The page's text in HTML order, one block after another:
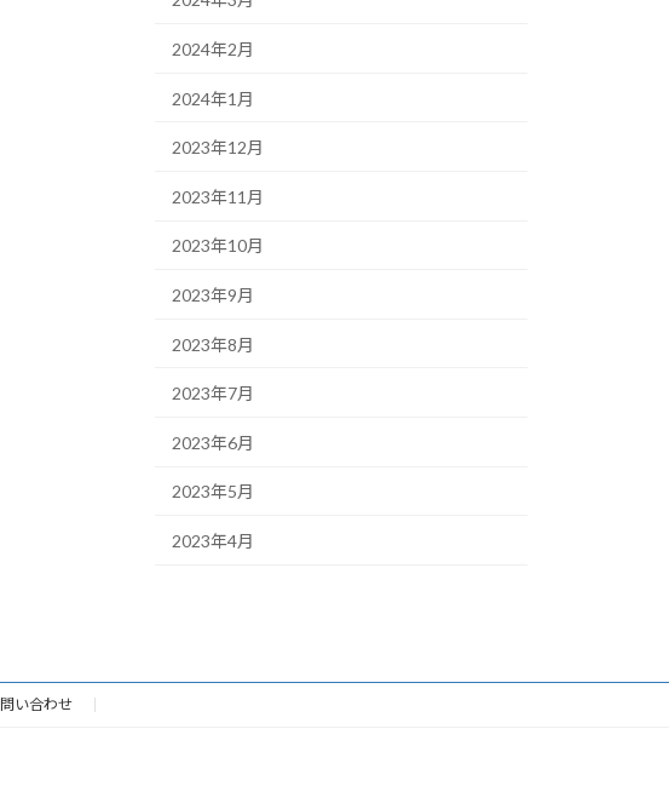
2024年2月
2024年1月
2023年12月
2023年11月
2023年10月
2023年9月
2023年8月
2023年7月
2023年6月
2023年5月
2023年4月
い合わせ